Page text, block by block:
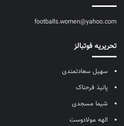
footballs.women@yahoo.com
تحریریه فوتبالز
سهیل سعادتمندی
پانیذ فرحناک
شیما مسجدی
الهه مولادوست